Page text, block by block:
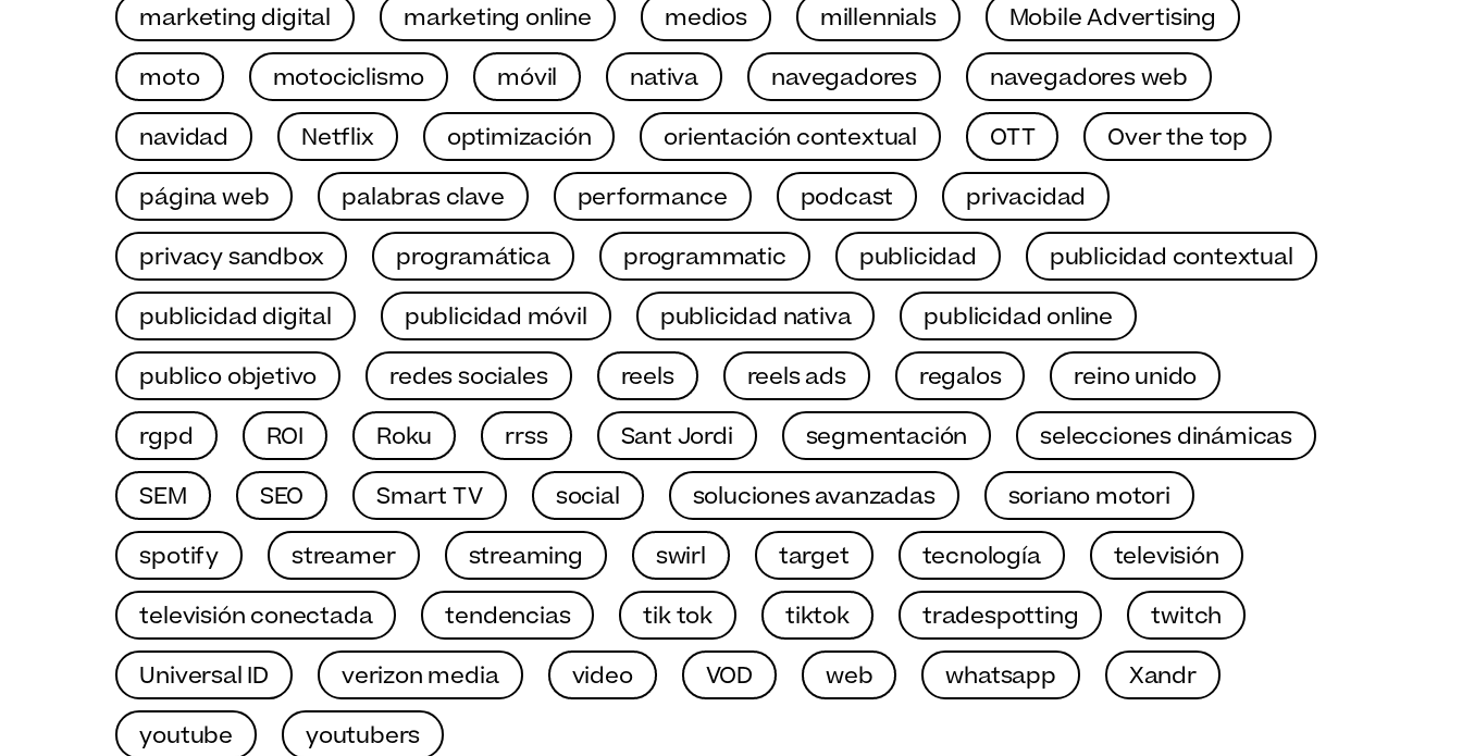
marketing digital
marketing online medios millennials
Mobile Advertising
moto
motociclismo móvil nativa navegadores
navegadores web
navidad
Netflix optimización orientación contextual OTT
Over the top
página web
palabras clave performance podcast
privacidad
privacy sandbox
programática programmatic publicidad
publicidad contextual
publicidad digital
publicidad móvil publicidad nativa
publicidad online
publico objetivo
redes sociales reels reels ads regalos
reino unido
rgpd
ROI Roku rrss Sant Jordi segmentación
selecciones dinámicas
SEM
SEO Smart TV social soluciones avanzadas
soriano motori
spotify
streamer streaming swirl target tecnología
televisión
televisión conectada
tendencias tik tok tiktok tradespotting
twitch
Universal ID
verizon media video VOD web whatsapp
Xandr
youtube
youtubers